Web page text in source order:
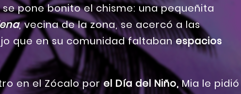
se pone bonito el chisme: una pequeñita
, vecina de la zona, se acercó a las
que en su comunidad faltabanespacios
en el Zócalo porel Día del Niño,Mia le pidió